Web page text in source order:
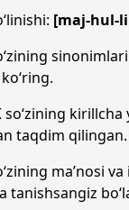
[maj-hul-
so‘zining kirillcha
taqdim qilingan.
ma’nosi
tanishsangiz